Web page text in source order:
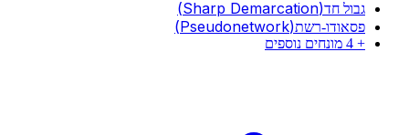
גבול חד (Sharp Demarcation)
פסאודו-רשת (Pseudonetwork)
+
4 מונחים נוספים